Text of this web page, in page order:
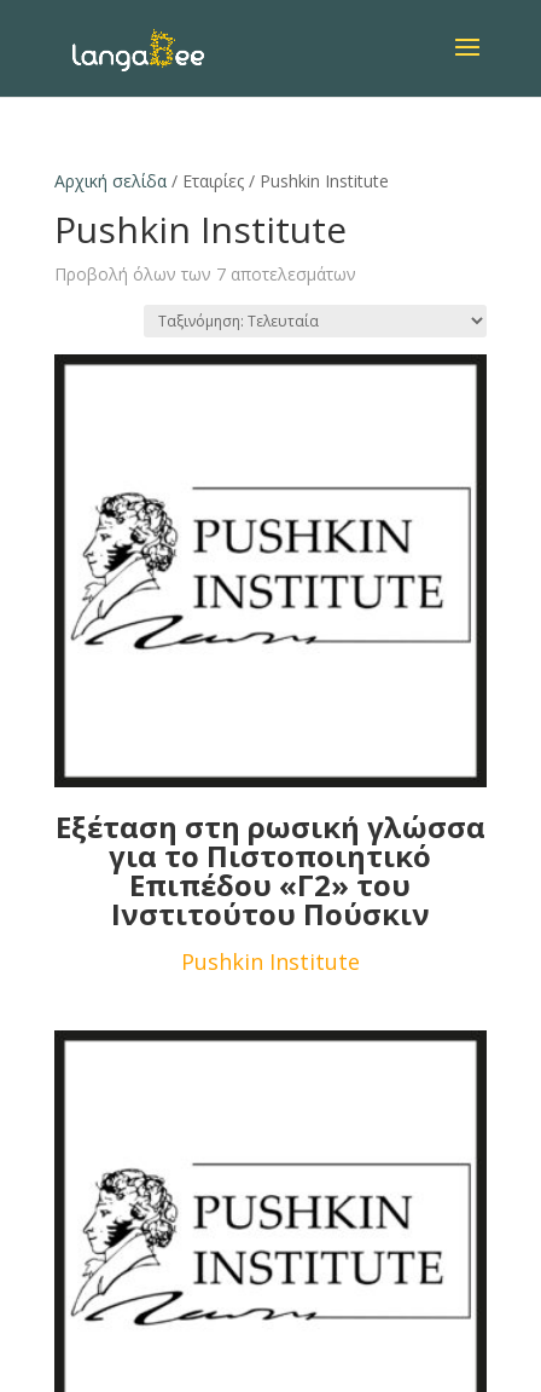
Αρχική σελίδα/ Εταιρίες / Pushkin Institute
Pushkin Institute
Προβολή όλων των 7 αποτελεσμάτων
Εξέταση στη ρωσική γλώσσα
για το Πιστοποιητικό
Επιπέδου «Γ2» του
Ινστιτούτου Πούσκιν
Pushkin Institute